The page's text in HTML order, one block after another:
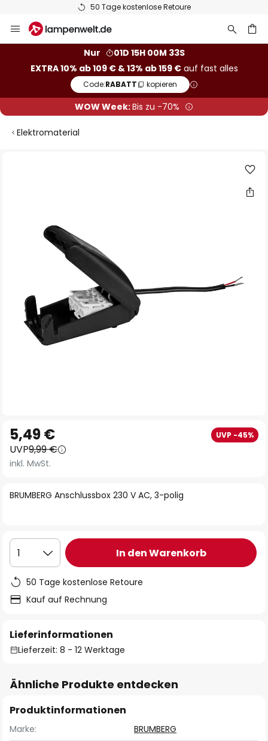
50 Tage kostenlose Retoure
Inhalt
Nur
01D 15H 00M 33S
EXTRA 10% ab 109 € & 13% ab 159 €auf fast alles
Code:RABATT kopieren
WOW Week:Bis zu -70%
Elektromaterial
Anfang
der
Bildgalerie
BRUMBERG Anschlussbox 230 V AC, 3-polig
5,49 € UVP -45%
UVP9,99 €
inkl. MwSt.
1 In den Warenkorb
50 Tage kostenlose Retoure
Kauf auf Rechnung
Lieferinformationen
Lieferzeit: 8 - 12 Werktage
Ähnliche Produkte entdecken
Produktinformationen
Marke:
BRUMBERG